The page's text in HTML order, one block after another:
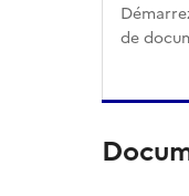
de